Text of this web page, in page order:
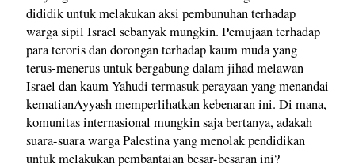
dididik untuk melakukan aksi pembunuhan terhadap
warga sipil Israel sebanyak mungkin. Pemujaan terhadap
para teroris dan dorongan terhadap kaum muda yang
terus-menerus untuk bergabung dalam jihad melawan
Israel dan kaum Yahudi termasuk perayaan yang menandai
kematianAyyash memperlihatkan kebenaran ini. Di mana,
komunitas internasional mungkin saja bertanya, adakah
suara-suara warga Palestina yang menolak pendidikan
untuk melakukan pembantaian besar-besaran ini?